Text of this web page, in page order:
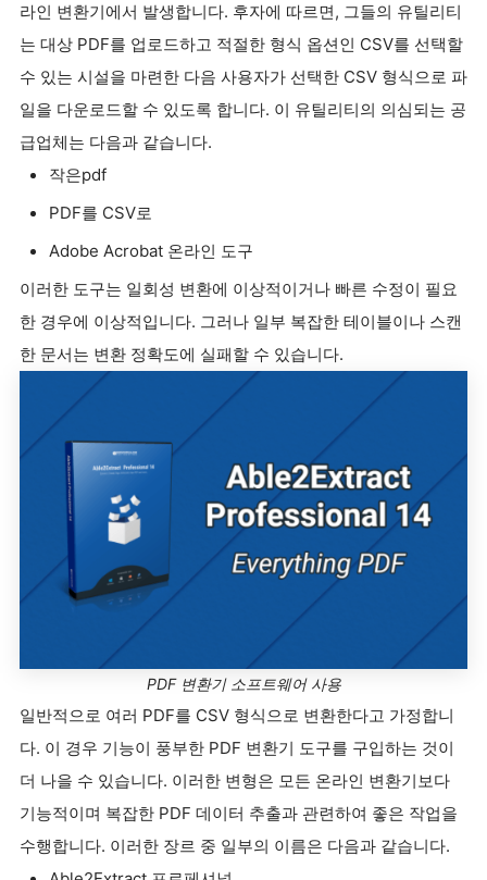
라인 변환기에서 발생합니다. 후자에 따르면, 그들의 유틸리티
는 대상 PDF를 업로드하고 적절한 형식 옵션인 CSV를 선택할
수 있는 시설을 마련한 다음 사용자가 선택한 CSV 형식으로 파
일을 다운로드할 수 있도록 합니다. 이 유틸리티의 의심되는 공
급업체는 다음과 같습니다.
작은pdf
PDF를 CSV로
Adobe Acrobat 온라인 도구
이러한 도구는 일회성 변환에 이상적이거나 빠른 수정이 필요
한 경우에 이상적입니다. 그러나 일부 복잡한 테이블이나 스캔
한 문서는 변환 정확도에 실패할 수 있습니다.
PDF 변환기 소프트웨어 사용
일반적으로 여러 PDF를 CSV 형식으로 변환한다고 가정합니
다. 이 경우 기능이 풍부한 PDF 변환기 도구를 구입하는 것이
더 나을 수 있습니다. 이러한 변형은 모든 온라인 변환기보다
기능적이며 복잡한 PDF 데이터 추출과 관련하여 좋은 작업을
수행합니다. 이러한 장르 중 일부의 이름은 다음과 같습니다.